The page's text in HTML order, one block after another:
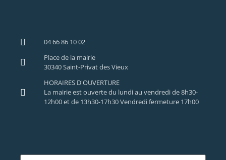
04 66 86 10 02
Place de la mairie
30340 Saint-Privat des Vieux
HORAIRES D'OUVERTURE
La mairie est ouverte du lundi au vendredi de 8h30-
12h00 et de 13h30-17h30 Vendredi fermeture 17h00